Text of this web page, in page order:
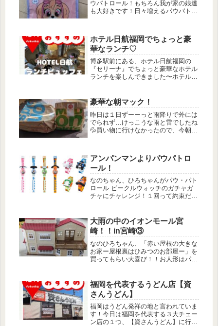
ウパトロール！もちろん我が家の娘達
も大好きです！日々増えるパウパトグ
増えた経緯はというと、、今日は長女
なのちゃんといつものスーパーにお...
ホテル日航福岡でちょっと豪
華なランチ♡
博多駅前にある、ホテル日航福岡の
『セリーナ』でちょっと豪華なホテル
ランチを楽しんできました〜ホテルだ
豪華な朝マック！
昨日は１日ずーーっと雨降りで外には
でられず…けっこうな雨と雷でしたね
💦買い物に行けなかったので、今朝は
フィンサンド！と思ったんですが、今
日はパパが豪華なのを頼んでく...
アンパンマンよりパウパトロ
ール！
なのちゃん、ひろちゃんがパウ・パト
ロール ビークルウォッチのガチャガ
チャにチャレンジ！１回って約束だっ
くパウパトロール！
大雨の中のイオンモール宮
崎！！in宮崎③
なのひろちゃん、「赤い屋根の大きな
お家ー屋根裏はひみつのお部屋ー」を
買ってもらい大喜び！！お人形はパパ
福岡を代表するうどん店【資
さんうどん】
福岡はうどん発祥の地と言われていま
す！今日は福岡を代表する３大チェー
ン店の１つ、【資さんうどん】に行っ